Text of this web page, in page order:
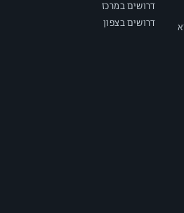
דרושים במרכז
דרושים בצפון